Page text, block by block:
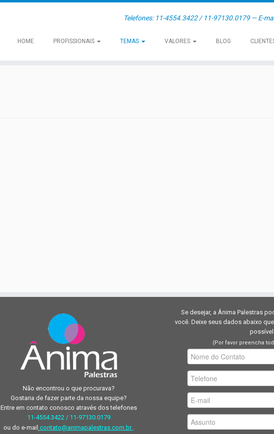
Telefones: 11-4554.3422 / 11-97130.0179 — E-
HOME PROFISSIONAIS TEMAS VALORES BLOG
Não encontrou o que procurava?
Gostaria de fazer parte da nossa equipe?
Entre em contato conosco através dos telefones
11-4554.3422 / 11-97130.0179
ou do e-mail contato@animapalestras.com.br .
Se desejar, a Ânima Palestras
você. Deixe seus dados abaixo
(Por favor preencha